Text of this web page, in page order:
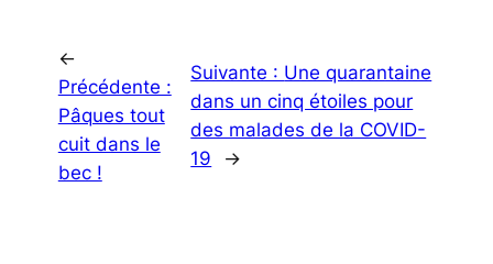
←
Précédente :
Pâques tout
cuit dans le
bec !
Suivante : Une quarantaine
dans un cinq étoiles pour
des malades de la COVID-
19
→